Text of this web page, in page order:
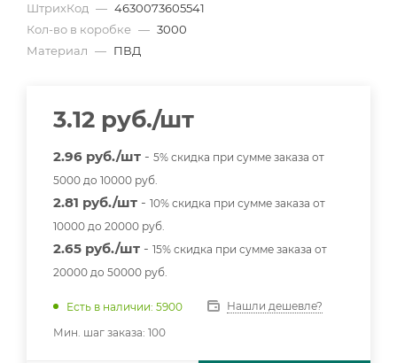
ШтрихКод — 4630073605541
Кол-во в коробке — 3000
Материал — ПВД
3.12 руб./шт
2.96 руб./шт - 5% скидка при сумме заказа от
5000 до 10000 руб.
2.81 руб./шт - 10% скидка при сумме заказа от
10000 до 20000 руб.
2.65 руб./шт - 15% скидка при сумме заказа от
20000 до 50000 руб.
Есть в наличии: 5900
Нашли дешевле?
Мин. шаг заказа: 100